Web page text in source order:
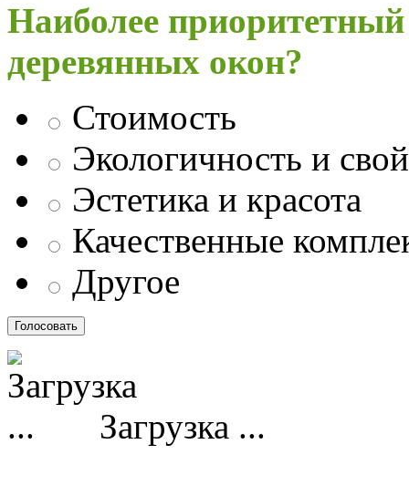
Наиболее
деревянных окон?
Стоимость
Экологичность и
Эстетика и красота
Качественные
Другое
Загрузка ...